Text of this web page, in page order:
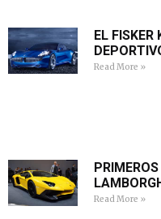
EL FISKER
Read More »
Read More »